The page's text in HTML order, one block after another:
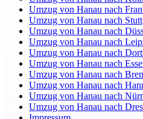
Umzug von Hanau nach
Umzug von Hanau nach
Umzug von Hanau nach
Umzug von Hanau nach
Umzug von Hanau nach
Umzug von Hanau nach
Umzug von Hanau nach
Umzug von Hanau nach
Umzug von Hanau nach
Umzug von Hanau nach